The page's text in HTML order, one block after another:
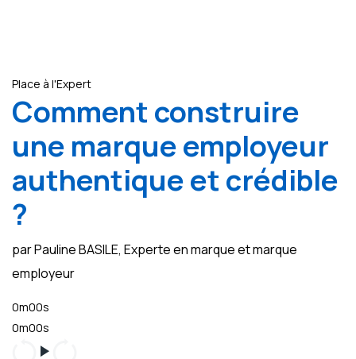
Place à l'Expert
Comment construire
une marque employeur
authentique et crédible
?
par Pauline BASILE, Experte en marque et marque
employeur
0m00s
0m00s